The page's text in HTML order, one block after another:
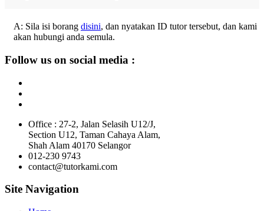
A: Sila isi borang disini, dan nyatakan ID tutor tersebut, dan kami
akan hubungi anda semula.
Follow us on social media :
Office : 27-2, Jalan Selasih U12/J,
Section U12, Taman Cahaya Alam,
Shah Alam 40170 Selangor
012-230 9743
contact@tutorkami.com
Site Navigation